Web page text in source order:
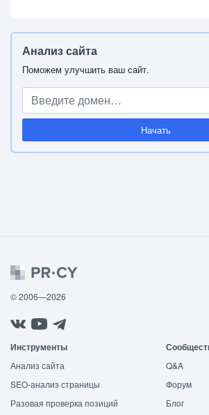
Анализ сайта
Поможем улучшить ваш сайт.
Начать
© 2006—2026
Инструменты
Анализ сайта
SEO-анализ страницы
Разовая проверка позиций
Q&A
Форум
Блог